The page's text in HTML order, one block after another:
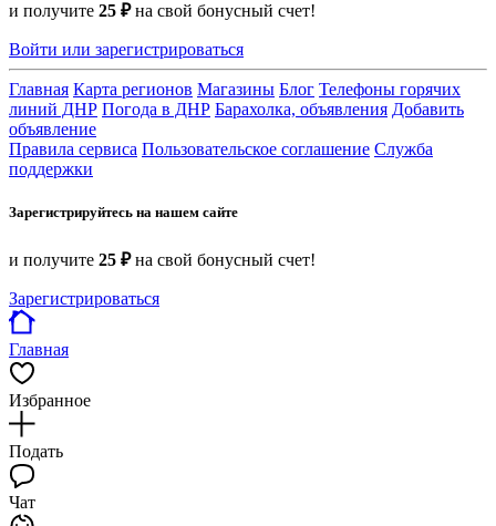
и получите 25 ₽на свой бонусный счет!
Войти или зарегистрироваться
Главная Карта регионов Магазины Блог Телефоны горячих
линий ДНР Погода в ДНР Барахолка, объявления Добавить
объявление
Правила сервиса Пользовательское соглашение Служба
поддержки
Зарегистрируйтесь на нашем сайте
и получите 25 ₽на свой бонусный счет!
Зарегистрироваться
Главная
Избранное
Подать
Чат